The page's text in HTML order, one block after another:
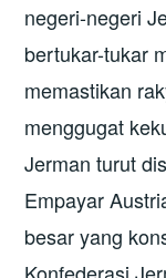
negeri-negeri
bertukar-tukar
memastikan
menggugat
Jerman turut
Empayar
besar yang
Konfederasi